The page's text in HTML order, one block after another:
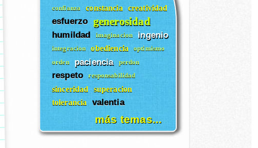
confianza constancia creatividad
esfuerzo generosidad
humildad imaginacion ingenio
integracion obediencia
optimismo
orden
paciencia perdon
respeto responsabilidad
sinceridad
superacion
tolerancia
valentia
más temas...